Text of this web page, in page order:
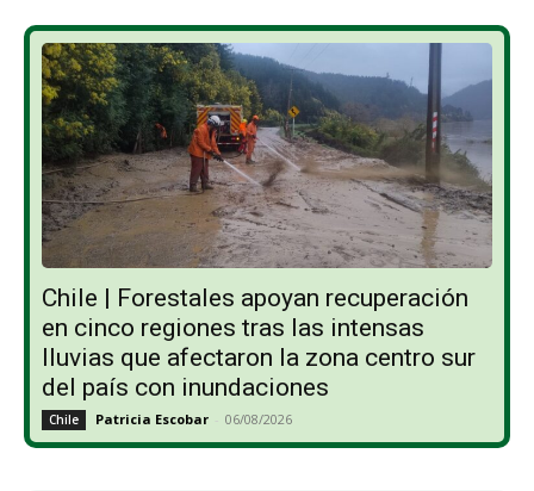
Chile | Forestales apoyan recuperación
en cinco regiones tras las intensas
lluvias que afectaron la zona centro sur
del país con inundaciones
Chile Patricia Escobar - 06/08/2026